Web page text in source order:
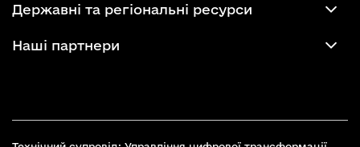
Державні та регіональні ресурси
Наші партнери